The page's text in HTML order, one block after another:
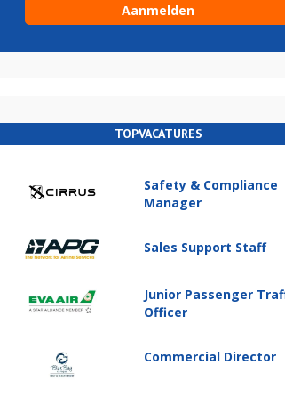
TOPVACATURES
Safety & Compliance
Manager
Sales Support Staff
Junior Passenger
Officer
Commercial Director